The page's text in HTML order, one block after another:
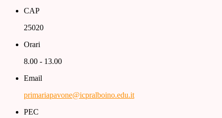
CAP
25020
Orari
8.00 - 13.00
Email
primariapavone@icpralboino.edu.it
PEC